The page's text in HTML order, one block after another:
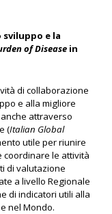
e la
of Disease in
di collaborazione
e alla migliore
attraverso
(Italian Global
utile per riunire
le attività
di valutazione
a livello Regionale
di indicatori utili alla
nel Mondo.